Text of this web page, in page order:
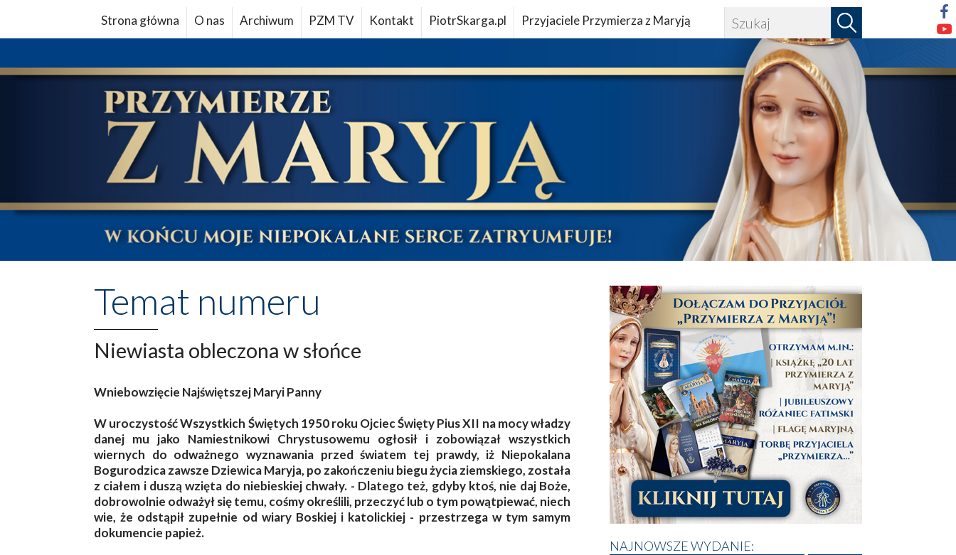
Strona główna O nas Archiwum PZM TV Kontakt PiotrSkarga.pl Przyjaciele Przymierza z Maryją
Temat numeru
Niewiasta obleczona w słońce
Wniebowzięcie Najświętszej Maryi Panny
W uroczystość Wszystkich Świętych 1950 roku Ojciec Święty Pius XII na mocy władzy
danej mu jako Namiestnikowi Chrystusowemu ogłosił i zobowiązał wszystkich
wiernych do odważnego wyznawania przed światem tej prawdy, iż Niepokalana
Bogurodzica zawsze Dziewica Maryja, po zakończeniu biegu życia ziemskiego, została
z ciałem i duszą wzięta do niebieskiej chwały. - Dlatego też, gdyby ktoś, nie daj Boże,
dobrowolnie odważył się temu, cośmy określili, przeczyć lub o tym powątpiewać, niech
wie, że odstąpił zupełnie od wiary Boskiej i katolickiej - przestrzega w tym samym
dokumencie papież.
NAJNOWSZE WYDANIE: